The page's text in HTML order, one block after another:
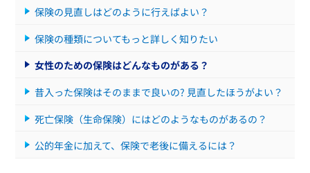
保険の見直しはどのように行えばよい？
保険の種類についてもっと詳しく知りたい
女性のための保険はどんなものがある？
昔入った保険はそのままで良いの? 見直したほうがよい？
死亡保険（生命保険）にはどのようなものがあるの？
公的年金に加えて、保険で老後に備えるには？